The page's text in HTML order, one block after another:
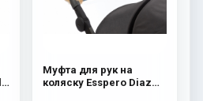
Муфта для рук на
коляску Esspero Diaz